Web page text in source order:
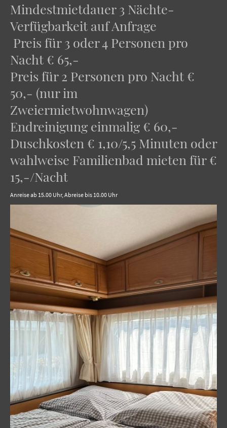
Mindestmietdauer 3 Nächte-
Verfügbarkeit auf Anfrage
Preis für 3 oder 4 Personen pro
Nacht € 65,-
Preis für 2 Personen pro Nacht €
50,- (nur im
Zweiermietwohnwagen)
Endreinigung einmalig € 60,-
Duschkosten € 1,10/5,5 Minuten oder
wahlweise Familienbad mieten für €
15,-/Nacht
Anreise ab 15.00 Uhr, Abreise bis 10.00 Uhr